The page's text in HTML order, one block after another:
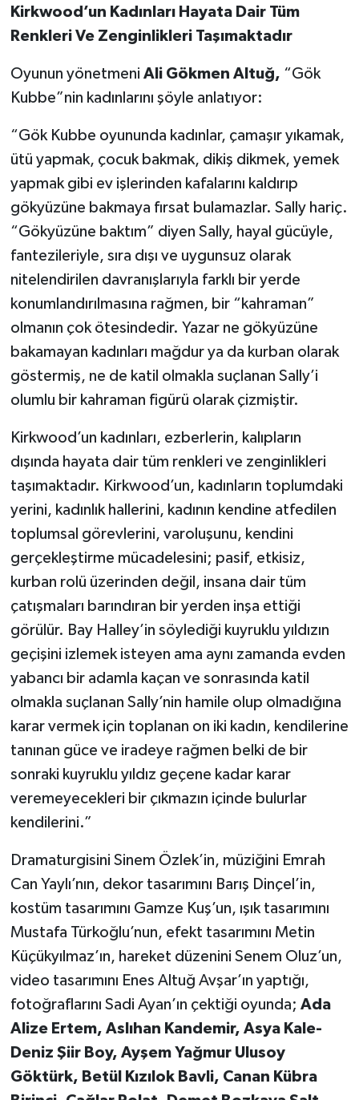
Kirkwood’un Kadınları Hayata Dair Tüm
Renkleri Ve Zenginlikleri Taşımaktadır
Oyunun yönetmeni Ali Gökmen Altuğ, “Gök
Kubbe”nin kadınlarını şöyle anlatıyor:
“Gök Kubbe oyununda kadınlar, çamaşır yıkamak,
ütü yapmak, çocuk bakmak, dikiş dikmek, yemek
yapmak gibi ev işlerinden kafalarını kaldırıp
gökyüzüne bakmaya fırsat bulamazlar. Sally hariç.
“Gökyüzüne baktım” diyen Sally, hayal gücüyle,
fantezileriyle, sıra dışı ve uygunsuz olarak
nitelendirilen davranışlarıyla farklı bir yerde
konumlandırılmasına rağmen, bir “kahraman”
olmanın çok ötesindedir. Yazar ne gökyüzüne
bakamayan kadınları mağdur ya da kurban olarak
göstermiş, ne de katil olmakla suçlanan Sally’i
olumlu bir kahraman figürü olarak çizmiştir.
Kirkwood’un kadınları, ezberlerin, kalıpların
dışında hayata dair tüm renkleri ve zenginlikleri
taşımaktadır. Kirkwood’un, kadınların toplumdaki
yerini, kadınlık hallerini, kadının kendine atfedilen
toplumsal görevlerini, varoluşunu, kendini
gerçekleştirme mücadelesini; pasif, etkisiz,
kurban rolü üzerinden değil, insana dair tüm
çatışmaları barındıran bir yerden inşa ettiği
görülür. Bay Halley’in söylediği kuyruklu yıldızın
geçişini izlemek isteyen ama aynı zamanda evden
yabancı bir adamla kaçan ve sonrasında katil
olmakla suçlanan Sally’nin hamile olup olmadığına
karar vermek için toplanan on iki kadın, kendilerine
tanınan güce ve iradeye rağmen belki de bir
sonraki kuyruklu yıldız geçene kadar karar
veremeyecekleri bir çıkmazın içinde bulurlar
kendilerini.”
Dramaturgisini Sinem Özlek’in, müziğini Emrah
Can Yaylı’nın, dekor tasarımını Barış Dinçel’in,
kostüm tasarımını Gamze Kuş’un, ışık tasarımını
Mustafa Türkoğlu’nun, efekt tasarımını Metin
Küçükyılmaz’ın, hareket düzenini Senem Oluz’un,
video tasarımını Enes Altuğ Avşar’ın yaptığı,
fotoğraflarını Sadi Ayan’ın çektiği oyunda; Ada
Alize Ertem, Aslıhan Kandemir, Asya Kale-
Deniz Şiir Boy, Ayşem Yağmur Ulusoy
Göktürk, Betül Kızılok Bavli, Canan Kübra